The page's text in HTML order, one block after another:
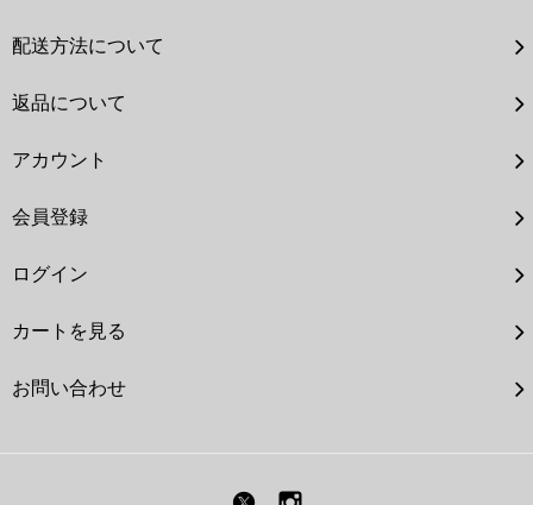
配送方法について
返品について
アカウント
会員登録
ログイン
カートを見る
お問い合わせ